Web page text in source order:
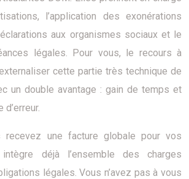
l’application des exonérations
aux organismes sociaux et le
légales. Pour vous, le recours à
cette partie très technique de
un double avantage : gain de temps et
recevez une facture globale pour vos
déjà l’ensemble des charges
légales. Vous n’avez pas à vous